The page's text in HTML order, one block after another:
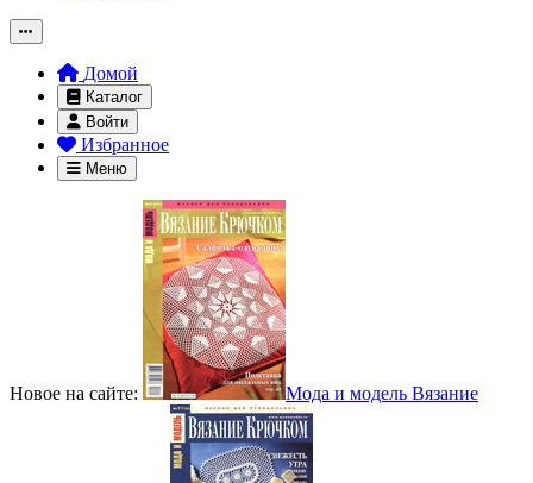
Домой
Каталог
Войти
Избранное
Меню
Новое на сайте: Мода и модель Вязание